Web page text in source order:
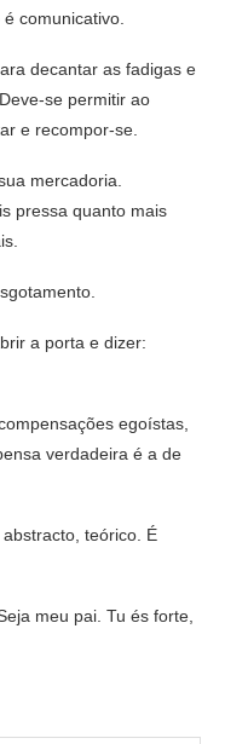
comunicativo.
decantar as fadigas e
se permitir ao
e recompor-se.
mercadoria.
pressa quanto mais
a porta e dizer:
egoístas,
verdadeira é a de
teórico. É
meu pai. Tu és forte,